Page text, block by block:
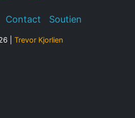
Contact Soutien
| Trevor Kjorlien